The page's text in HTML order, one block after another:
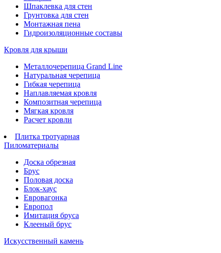
Шпаклевка для стен
Грунтовка для стен
Монтажная пена
Гидроизоляционные составы
Кровля для крыши
Металлочерепица Grand Line
Натуральная черепица
Гибкая черепица
Наплавляемая кровля
Композитная черепица
Мягкая кровля
Расчет кровли
Плитка тротуарная
Пиломатериалы
Доска обрезная
Брус
Половая доска
Блок-хаус
Евровагонка
Европол
Имитация бруса
Клееный брус
Искусственный камень